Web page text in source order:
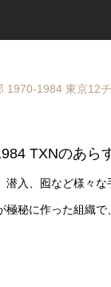
1970-1984 東京12
TXNのあら
入、囮など様々
秘に作った組織